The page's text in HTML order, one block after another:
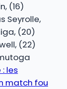
(16)
Seyrolle,
(20)
(22)
les
match fou